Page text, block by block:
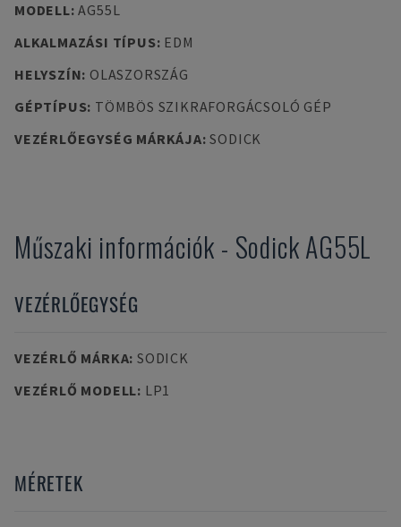
MODELL:AG55L
ALKALMAZÁSI TÍPUS: EDM
HELYSZÍN: OLASZORSZÁG
GÉPTÍPUS: TÖMBÖS SZIKRAFORGÁCSOLÓ GÉP
VEZÉRLŐEGYSÉG MÁRKÁJA:SODICK
Műszaki információk - SodickAG55L
VEZÉRLŐEGYSÉG
VEZÉRLŐ MÁRKA: SODICK
VEZÉRLŐ MODELL: LP1
MÉRETEK